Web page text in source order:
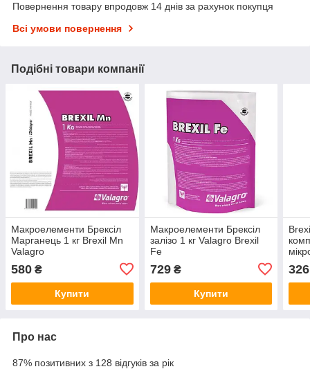
Повернення товару впродовж 14 днів за рахунок покупця
Всі умови повернення
Подібні товари компанії
Макроелементи Брексіл
Марганець 1 кг Brexil Mn
Valagro
580 ₴
Купити
Макроелементи Брексіл
залізо 1 кг Valagro Brexil
Fe
729₴
Купити
326
Про нас
87% позитивних з 128 відгуків за рік